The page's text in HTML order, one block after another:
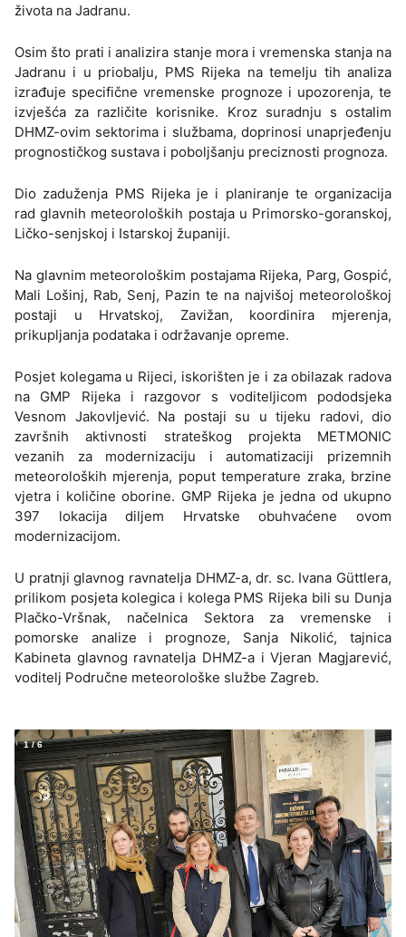
života na Jadranu.
Osim što prati i analizira stanje mora i vremenska stanja na
Jadranu i u priobalju, PMS Rijeka na temelju tih analiza
izrađuje specifične vremenske prognoze i upozorenja, te
izvješća za različite korisnike. Kroz suradnju s ostalim
DHMZ-ovim sektorima i službama, doprinosi unaprjeđenju
prognostičkog sustava i poboljšanju preciznosti prognoza.
Dio zaduženja PMS Rijeka je i planiranje te organizacija
rad glavnih meteoroloških postaja u Primorsko-goranskoj,
Ličko-senjskoj i Istarskoj županiji.
Na glavnim meteorološkim postajama Rijeka, Parg, Gospić,
Mali Lošinj, Rab, Senj, Pazin te na najvišoj meteorološkoj
postaji u Hrvatskoj, Zavižan, koordinira mjerenja,
prikupljanja podataka i održavanje opreme.
Posjet kolegama u Rijeci, iskorišten je i za obilazak radova
na GMP Rijeka i razgovor s voditeljicom pododsjeka
Vesnom Jakovljević. Na postaji su u tijeku radovi, dio
završnih aktivnosti strateškog projekta METMONIC
vezanih za modernizaciju i automatizaciji prizemnih
meteoroloških mjerenja, poput temperature zraka, brzine
vjetra i količine oborine. GMP Rijeka je jedna od ukupno
397 lokacija diljem Hrvatske obuhvaćene ovom
modernizacijom.
U pratnji glavnog ravnatelja DHMZ-a, dr. sc. Ivana Güttlera,
prilikom posjeta kolegica i kolega PMS Rijeka bili su Dunja
Plačko-Vršnak, načelnica Sektora za vremenske i
pomorske analize i prognoze, Sanja Nikolić, tajnica
Kabineta glavnog ravnatelja DHMZ-a i Vjeran Magjarević,
voditelj Područne meteorološke službe Zagreb.
1/6